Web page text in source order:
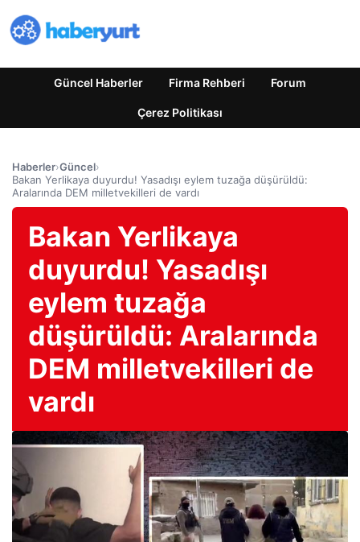
Güncel Haberler Firma Rehberi Forum
Çerez Politikası
Haberler›Güncel›
Bakan Yerlikaya duyurdu! Yasadışı eylem tuzağa düşürüldü:
Aralarında DEM milletvekilleri de vardı
Bakan Yerlikaya
duyurdu! Yasadışı
eylem tuzağa
düşürüldü: Aralarında
DEM milletvekilleri de
vardı